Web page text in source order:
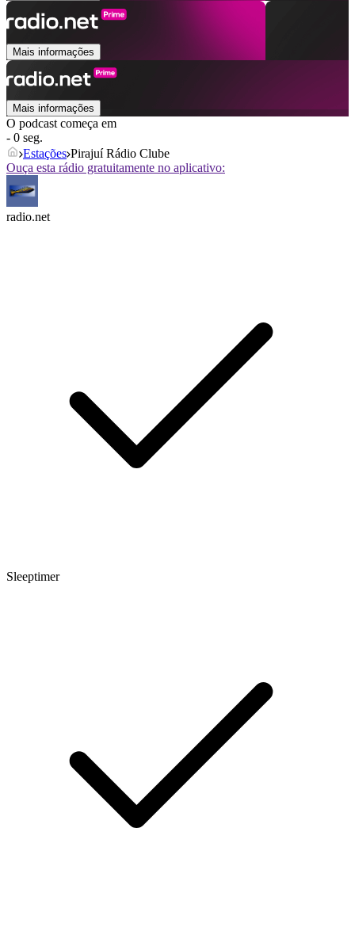
Mais informações
Mais informações
O podcast começa em
- 0 seg.
Estações Pirajuí Rádio Clube
Ouça esta rádio gratuitamente no aplicativo:
radio.net
Sleeptimer